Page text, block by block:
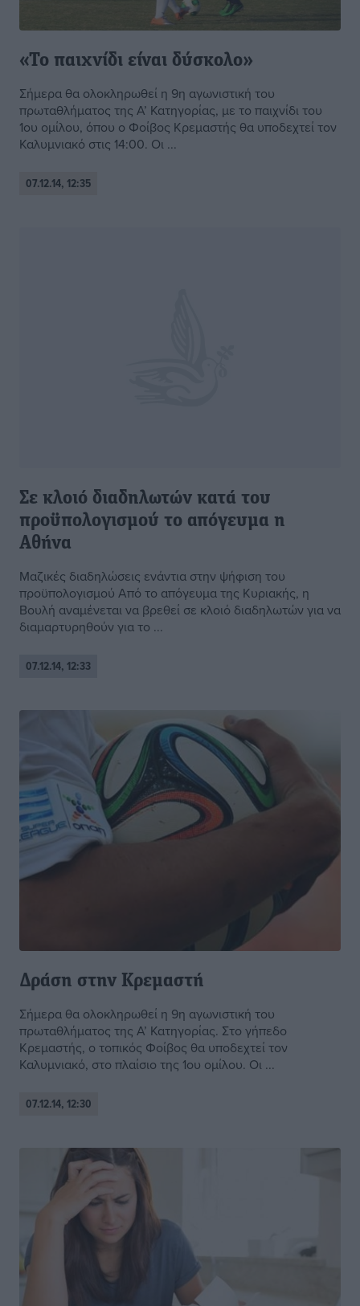
«Το παιχνίδι είναι δύσκολο»
Σήμερα θα ολοκληρωθεί η 9η αγωνιστική του
πρωταθλήματος της Α’ Κατηγορίας, με το παιχνίδι του
1ου ομίλου, όπου ο Φοίβος Κρεμαστής θα υποδεχτεί τον
Καλυμνιακό στις 14:00. Οι ...
07.12.14, 12:35
Σε κλοιό διαδηλωτών κατά του
προϋπολογισμού το απόγευμα η
Αθήνα
Μαζικές διαδηλώσεις ενάντια στην ψήφιση του
προϋπολογισμού Από το απόγευμα της Κυριακής, η
Βουλή αναμένεται να βρεθεί σε κλοιό διαδηλωτών για να
διαμαρτυρηθούν για το ...
07.12.14, 12:33
Δράση στην Κρεμαστή
Σήμερα θα ολοκληρωθεί η 9η αγωνιστική του
πρωταθλήματος της Α’ Κατηγορίας. Στο γήπεδο
Κρεμαστής, ο τοπικός Φοίβος θα υποδεχτεί τον
Καλυμνιακό, στο πλαίσιο της 1ου ομίλου. Οι ...
07.12.14, 12:30